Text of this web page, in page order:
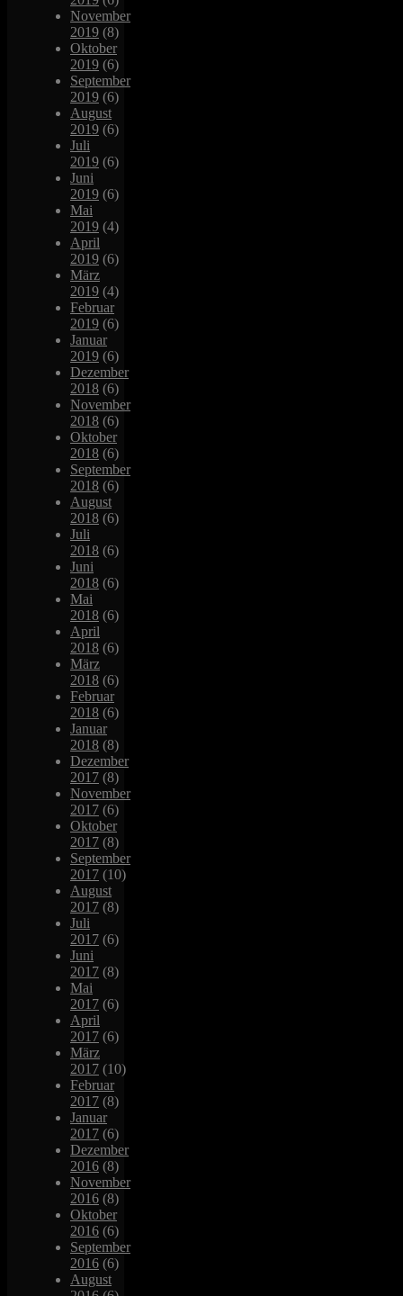
November
2019 (8)
Oktober
2019 (6)
September
2019 (6)
August
2019 (6)
Juli
2019 (6)
Juni
2019 (6)
Mai
2019 (4)
April
2019 (6)
März
2019 (4)
Februar
2019 (6)
Januar
2019 (6)
Dezember
2018 (6)
November
2018 (6)
Oktober
2018 (6)
September
2018 (6)
August
2018 (6)
Juli
2018 (6)
Juni
2018 (6)
Mai
2018 (6)
April
2018 (6)
März
2018 (6)
Februar
2018 (6)
Januar
2018 (8)
Dezember
2017 (8)
November
2017 (6)
Oktober
2017 (8)
September
2017 (10)
August
2017 (8)
Juli
2017 (6)
Juni
2017 (8)
Mai
2017 (6)
April
2017 (6)
März
2017 (10)
Februar
2017 (8)
Januar
2017 (6)
Dezember
2016 (8)
November
2016 (8)
Oktober
2016 (6)
September
2016 (6)
August